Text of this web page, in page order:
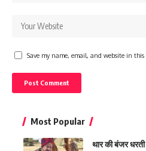
Save my name, email, and website in
Most Popular
थार की बंजर